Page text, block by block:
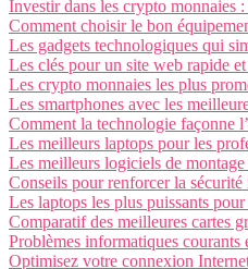
Investir dans les crypto monnaies
Comment choisir le bon
Les gadgets technologiques qui
Les clés pour un site web rapide
Les crypto monnaies les plus
Les smartphones avec les
Comment la technologie façonne
Les meilleurs laptops pour les
Les meilleurs logiciels de
Conseils pour renforcer la
Les laptops les plus puissants
Comparatif des meilleures cartes
Problèmes informatiques courants
Optimisez votre connexion